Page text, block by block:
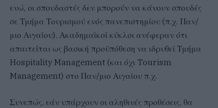
ενώ, οι σπουδαστές δεν μπορούν να κάνουν σπουδές
σε Τμήμα Τουρισμού ενός πανεπιστημίου (π.χ. Παν/
μιο Αιγαίου). Ακαδημαϊκοί κύκλοι ανέφεραν ότι
απαιτείται ως βασική προϋπόθεση να ιδρυθεί Τμήμα
Hospitality Management (και όχι Tourism
Management) στο Παν/μιο Αιγαίου π.χ.
Συνεπώς, εάν υπάρχουν οι αληθινές προθέσεις, θα